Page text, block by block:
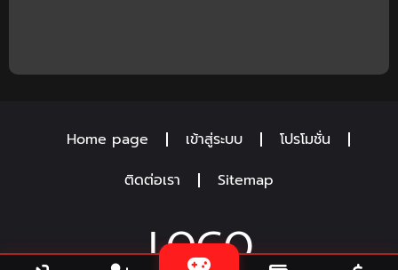
Home page เข้าสู่ระบบ
โปรโมชั่น
ติดต่อเรา
Sitemap